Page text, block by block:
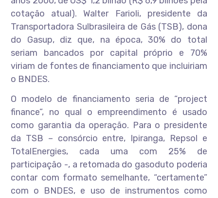
cotação atual). Walter Farioli, presidente da
Transportadora Sulbrasileira de Gás (TSB), dona
do Gasup, diz que, na época, 30% do total
seriam bancados por capital próprio e 70%
viriam de fontes de financiamento que incluiriam
o BNDES.
O modelo de financiamento seria de “project
finance”, no qual o empreendimento é usado
como garantia da operação. Para o presidente
da TSB – consórcio entre, Ipiranga, Repsol e
TotalEnergies, cada uma com 25% de
participação -, a retomada do gasoduto poderia
contar com formato semelhante, “certamente”
com o BNDES, e uso de instrumentos como